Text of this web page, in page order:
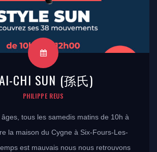
CHI SUN (孫氏)
PHILIPPE REUS
tous les samedis matins de 10h à
la maison du Cygne à Six-Fours-Les-
est mauvais nous nous retrouvons